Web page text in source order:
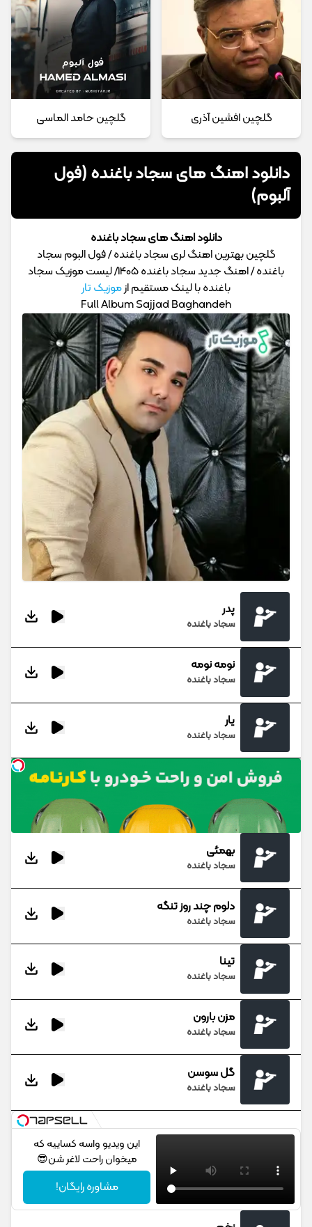
گلچین افشین آذری گلچین حامد الماسی
دانلود اهنگ های سجاد باغنده (فول
آلبوم)
دانلود اهنگ های سجاد باغنده
گلچین بهترین اهنگ لری سجاد باغنده / فول البوم سجاد
باغنده / اهنگ جدید سجاد باغنده 1405/ لیست موزیک سجاد
باغنده با لینک مستقیم ازموزیک تار
Full Album Sajjad Baghandeh
پدر
سجاد باغنده
نومه نومه
سجاد باغنده
یار
سجاد باغنده
بهمئی
سجاد باغنده
دلوم چند روز تنگه
سجاد باغنده
تینا
سجاد باغنده
مزن بارون
سجاد باغنده
گل سوسن
سجاد باغنده
این ویدیو واسه کساییه که
میخوان راحت لاغر شن😎
مشاوره رایگان!